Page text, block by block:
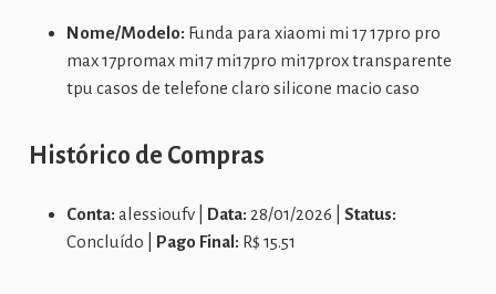
Nome/Modelo: Funda para xiaomi mi 17 17pro pro
max 17promax mi17 mi17pro mi17prox transparente
tpu casos de telefone claro silicone macio caso
Histórico de Compras
Conta: alessioufv | Data: 28/01/2026 | Status:
Concluído | Pago Final: R$ 15.51